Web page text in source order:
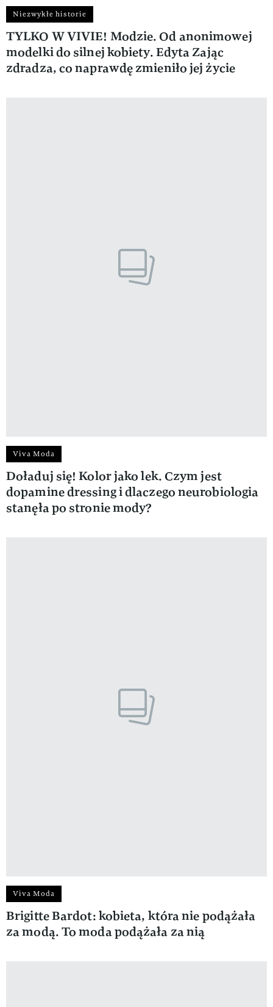
Niezwykłe historie
TYLKO W VIVIE! Modzie. Od anonimowej
modelki do silnej kobiety. Edyta Zając
zdradza, co naprawdę zmieniło jej życie
Viva Moda
Doładuj się! Kolor jako lek. Czym jest
dopamine dressing i dlaczego neurobiologia
stanęła po stronie mody?
Viva Moda
Brigitte Bardot: kobieta, która nie podążała
za modą. To moda podążała za nią